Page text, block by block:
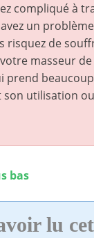
compliqué à
un
risquez de
masseur de
prend
son utilisation
bas
lu